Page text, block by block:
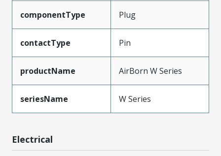
componentType Plug
contactType Pin
productName AirBorn W Series
seriesName W Series
Electrical